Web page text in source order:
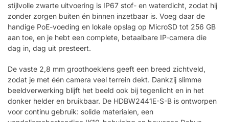
stijlvolle zwarte uitvoering is IP67 stof- en waterdicht, zodat hij
zonder zorgen buiten én binnen inzetbaar is. Voeg daar de
handige PoE-voeding en lokale opslag op MicroSD tot 256 GB
aan toe, en je hebt een complete, betaalbare IP-camera die
dag in, dag uit presteert.
De vaste 2,8 mm groothoeklens geeft een breed zichtveld,
zodat je met één camera veel terrein dekt. Dankzij slimme
beeldverwerking blijft het beeld ook bij tegenlicht en in het
donker helder en bruikbaar. De HDBW2441E-S-B is ontworpen
voor continu gebruik: solide materialen, een